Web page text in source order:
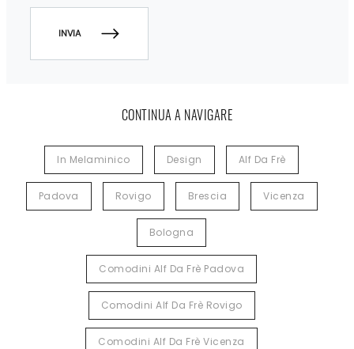
CONTINUA A NAVIGARE
In Melaminico Design Alf Da Frè
Padova Rovigo Brescia Vicenza
Bologna
Comodini Alf Da Frè Padova
Comodini Alf Da Frè Rovigo
Comodini Alf Da Frè Vicenza
INVIA